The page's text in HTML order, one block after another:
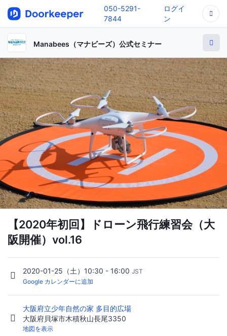
050-5291-
7844
ログイ
ン
Manabees（マナビーズ）公式セミナー
【2020年初回】ドローン飛行練習会（大
阪開催）vol.16
2020-01-25（土）10:30 - 16:00 JST
Google カレンダーに追加
大阪府立少年自然の家 多目的広場
大阪府貝塚市木積秋山長尾3350
地図を表示